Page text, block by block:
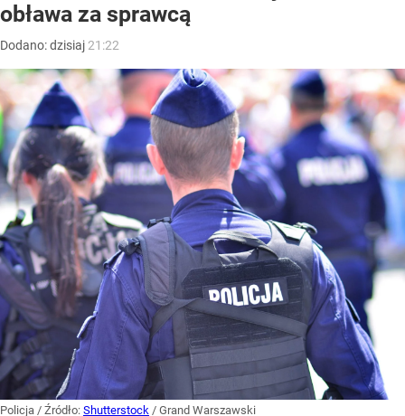
obława za sprawcą
Dodano:dzisiaj 21:22
Policja / Źródło: Shutterstock / Grand Warszawski